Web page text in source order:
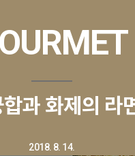
과 화제의 라
2018. 8. 14.